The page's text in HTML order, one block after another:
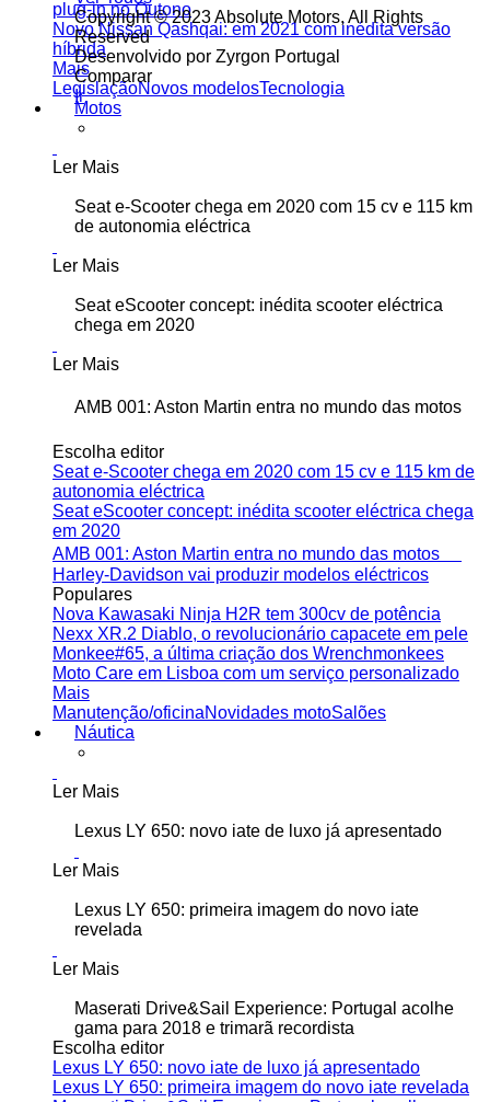
plug-in no Outono
Novo Nissan Qashqai: em 2021 com inédita versão
híbrida
Mais
LegislaçãoNovos modelosTecnologia
Motos
Ler Mais
Seat e-Scooter chega em 2020 com 15 cv e 115 km
de autonomia eléctrica
Ler Mais
Seat eScooter concept: inédita scooter eléctrica
chega em 2020
Ler Mais
AMB 001: Aston Martin entra no mundo das motos
Escolha editor
Seat e-Scooter chega em 2020 com 15 cv e 115 km de
autonomia eléctrica
Seat eScooter concept: inédita scooter eléctrica chega
em 2020
AMB 001: Aston Martin entra no mundo das motos
Harley-Davidson vai produzir modelos eléctricos
Populares
Nova Kawasaki Ninja H2R tem 300cv de potência
Nexx XR.2 Diablo, o revolucionário capacete em pele
Monkee#65, a última criação dos Wrenchmonkees
Moto Care em Lisboa com um serviço personalizado
Mais
Manutenção/oficinaNovidades motoSalões
Náutica
Ler Mais
Lexus LY 650: novo iate de luxo já apresentado
Ler Mais
Lexus LY 650: primeira imagem do novo iate
revelada
Ler Mais
Maserati Drive&Sail Experience: Portugal acolhe
gama para 2018 e trimarã recordista
Escolha editor
Lexus LY 650: novo iate de luxo já apresentado
Lexus LY 650: primeira imagem do novo iate revelada
Copyright © 2023 Absolute Motors, All Rights
Reserved
Desenvolvido por Zyrgon Portugal
Comparar
Ir